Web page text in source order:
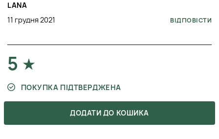
LANA
11 грудня 2021
ВІДПОВІСТИ
5
ПОКУПКА ПІДТВЕРДЖЕНА
разглаживает отлично, своих денег стоит средство
ДОДАТИ ДО КОШИКА